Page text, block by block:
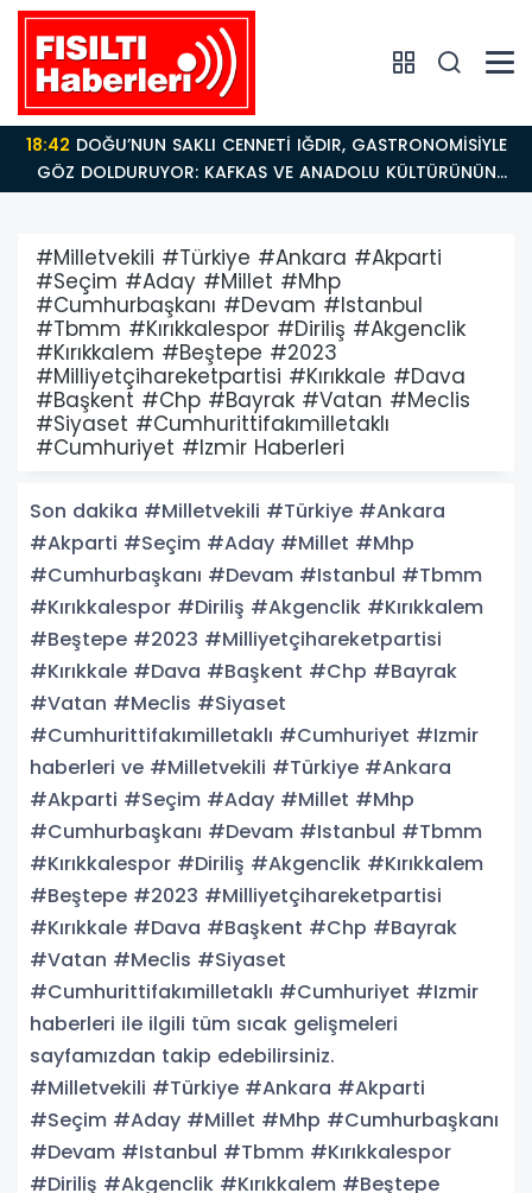
18:26Fısıltı Haberleri Iğdır Tanıtımları Devam Ediyor:
Türkiye’nin Doğu Kapısı Iğdır’ın Saklı Cennetleri
Keşfedilmeyi Bekliyor
#Milletvekili #Türkiye #Ankara #Akparti
#Seçim #Aday #Millet #Mhp
#Cumhurbaşkanı #Devam #Istanbul
#Tbmm #Kırıkkalespor #Diriliş #Akgenclik
#Kırıkkalem #Beştepe #2023
#Milliyetçihareketpartisi #Kırıkkale #Dava
#Başkent #Chp #Bayrak #Vatan #Meclis
#Siyaset #Cumhurittifakımilletaklı
#Cumhuriyet #Izmir Haberleri
Son dakika #Milletvekili #Türkiye #Ankara
#Akparti #Seçim #Aday #Millet #Mhp
#Cumhurbaşkanı #Devam #Istanbul #Tbmm
#Kırıkkalespor #Diriliş #Akgenclik #Kırıkkalem
#Beştepe #2023 #Milliyetçihareketpartisi
#Kırıkkale #Dava #Başkent #Chp #Bayrak
#Vatan #Meclis #Siyaset
#Cumhurittifakımilletaklı #Cumhuriyet #Izmir
haberleri ve #Milletvekili #Türkiye #Ankara
#Akparti #Seçim #Aday #Millet #Mhp
#Cumhurbaşkanı #Devam #Istanbul #Tbmm
#Kırıkkalespor #Diriliş #Akgenclik #Kırıkkalem
#Beştepe #2023 #Milliyetçihareketpartisi
#Kırıkkale #Dava #Başkent #Chp #Bayrak
#Vatan #Meclis #Siyaset
#Cumhurittifakımilletaklı #Cumhuriyet #Izmir
haberleri ile ilgili tüm sıcak gelişmeleri
sayfamızdan takip edebilirsiniz.
#Milletvekili #Türkiye #Ankara #Akparti
#Seçim #Aday #Millet #Mhp #Cumhurbaşkanı
#Devam #Istanbul #Tbmm #Kırıkkalespor
#Diriliş #Akgenclik #Kırıkkalem #Beştepe